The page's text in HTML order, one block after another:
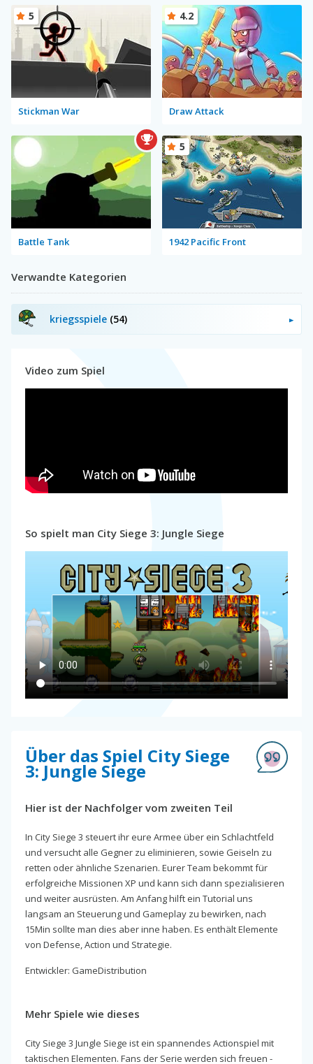
Stickman War
5
Draw Attack
4.2
Battle Tank 1942 Pacific Front
5
Verwandte Kategorien
kriegsspiele (54)
Video zum Spiel
So spielt man City Siege 3: Jungle Siege
Über das Spiel City Siege
3: Jungle Siege
Hier ist der Nachfolger vom zweiten Teil
In City Siege 3 steuert ihr eure Armee über ein Schlachtfeld
und versucht alle Gegner zu eliminieren, sowie Geiseln zu
retten oder ähnliche Szenarien. Eurer Team bekommt für
erfolgreiche Missionen XP und kann sich dann spezialisieren
und weiter ausrüsten. Am Anfang hilft ein Tutorial uns
langsam an Steuerung und Gameplay zu bewirken, nach
15Min sollte man dies aber inne haben. Es enthält Elemente
von Defense, Action und Strategie.
Entwickler: GameDistribution
Mehr Spiele wie dieses
City Siege 3 Jungle Siege ist ein spannendes Actionspiel mit
taktischen Elementen. Fans der Serie werden sich freuen -